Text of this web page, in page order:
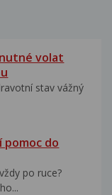
volat
stav vážný
pomoc do
po ruce?